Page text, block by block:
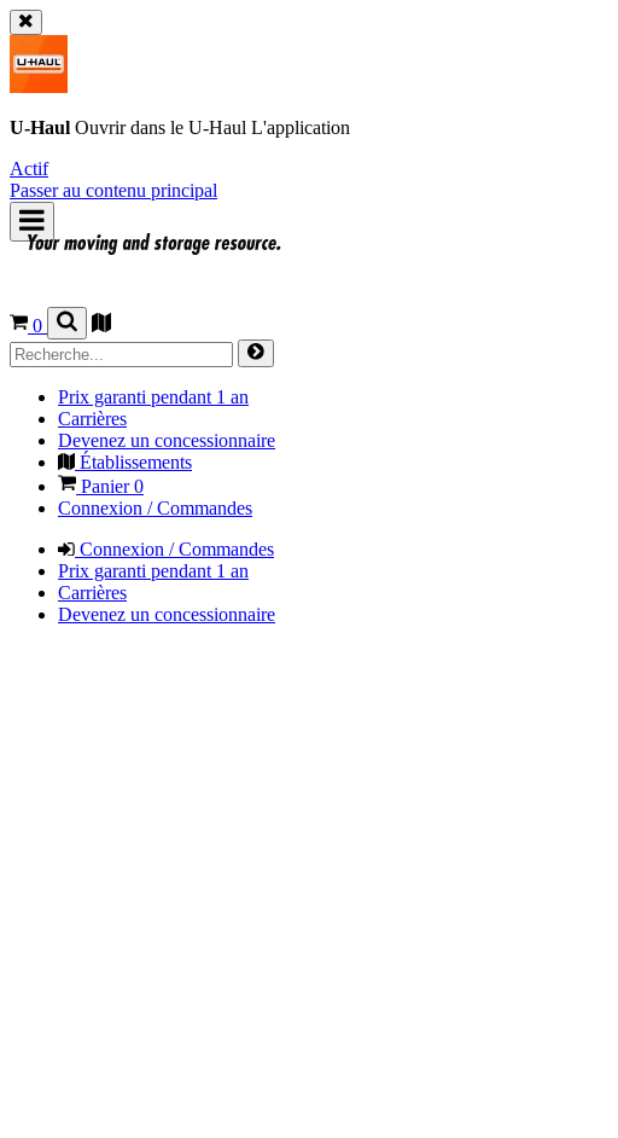
U-Haul Ouvrir dans le U-Haul L'application
Actif
Passer au contenu principal
0
Prix garanti pendant 1 an
Carrières
Devenez un concessionnaire
Établissements
Panier0
Connexion / Commandes
Connexion / Commandes
Prix garanti pendant 1 an
Carrières
Devenez un concessionnaire